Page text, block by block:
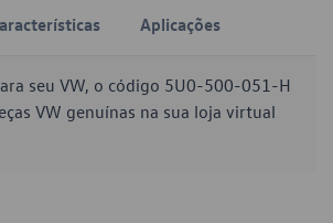
Aplicações
seu VW, o código 5U0-500-051-H
VW genuínas na sua loja virtual